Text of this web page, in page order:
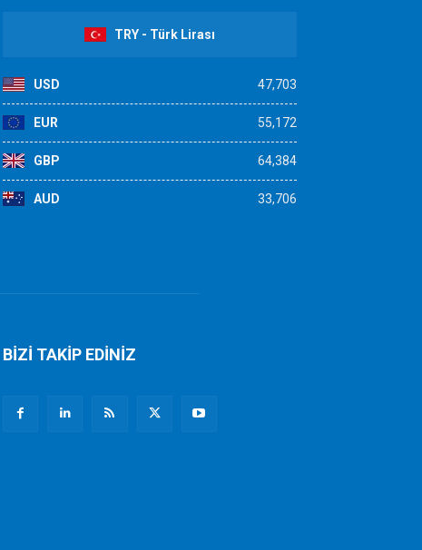
TRY - Türk Lirası
USD 47,703
EUR 55,172
GBP 64,384
AUD 33,706
BİZİ TAKİP EDİNİZ